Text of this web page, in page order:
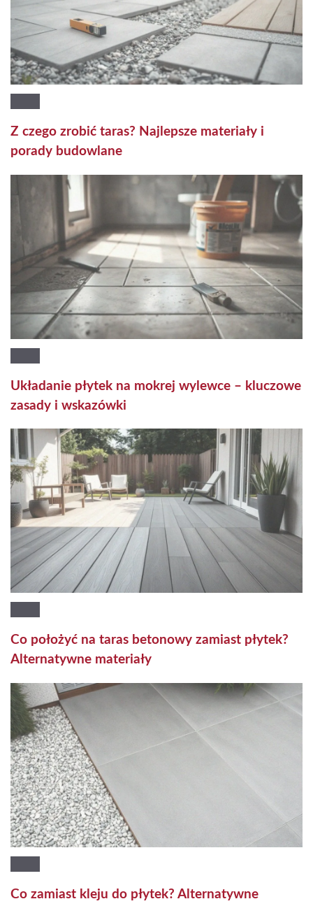
Z czego zrobić taras? Najlepsze materiały i
porady budowlane
Układanie płytek na mokrej wylewce – kluczowe
zasady i wskazówki
Co położyć na taras betonowy zamiast płytek?
Alternatywne materiały
Co zamiast kleju do płytek? Alternatywne